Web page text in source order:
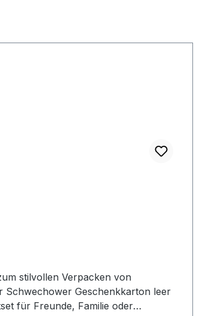
stilvollen Verpacken von